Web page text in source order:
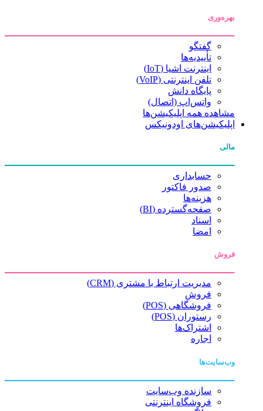
بهره‌وری
گفتگو
تأییدیه‌ها
اینترنت اشیا (IoT)
تلفن اینترنتی (VoIP)
پایگاه دانش
واتس‌اپ (اتصال)
مشاهده همه اپلیکیشن‌ها
اپلیکیشن‌های اودونیکس
مالی
حسابداری
صدور فاکتور
هزینه‌ها
صفحه‌گسترده (BI)
اسناد
امضا
فروش
مدیریت ارتباط با مشتری (CRM)
فروش
فروشگاهی (POS)
رستوران (POS)
اشتراک‌ها
اجاره
وب‌سایت‌ها
سازنده وب‌سایت
فروشگاه اینترنتی